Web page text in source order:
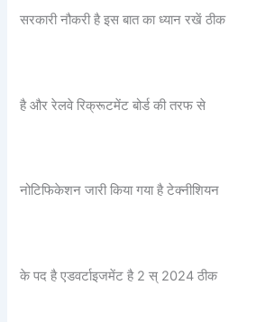
सरकारी नौकरी है इस बात का ध्यान रखें ठीक
है और रेलवे रिक्रूटमेंट बोर्ड की तरफ से
नोटिफिकेशन जारी किया गया है टेक्नीशियन
के पद है एडवर्टाइजमेंट है 2 स् 2024 ठीक